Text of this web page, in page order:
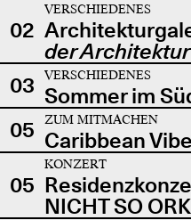
02
VERSCHIEDENES
der Architektur
03
VERSCHIEDENES
Sommer im
05
ZUM MITMACHEN
Caribbean
05
KONZERT
NICHT SO